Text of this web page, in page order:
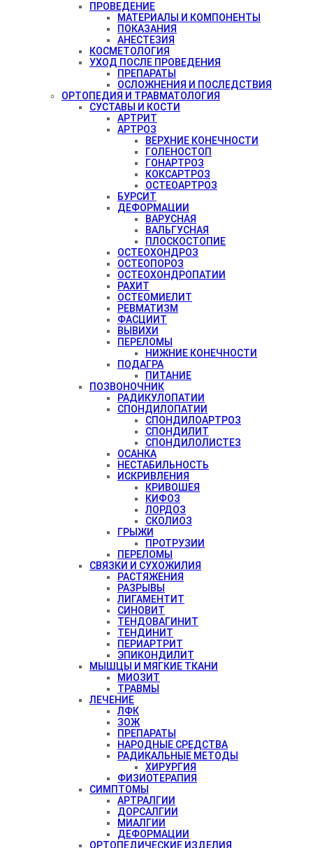
ПРОВЕДЕНИЕ
МАТЕРИАЛЫ И КОМПОНЕНТЫ
ПОКАЗАНИЯ
АНЕСТЕЗИЯ
КОСМЕТОЛОГИЯ
УХОД ПОСЛЕ ПРОВЕДЕНИЯ
ПРЕПАРАТЫ
ОСЛОЖНЕНИЯ И ПОСЛЕДСТВИЯ
ОРТОПЕДИЯ И ТРАВМАТОЛОГИЯ
СУСТАВЫ И КОСТИ
АРТРИТ
АРТРОЗ
ВЕРХНИЕ КОНЕЧНОСТИ
ГОЛЕНОСТОП
ГОНАРТРОЗ
КОКСАРТРОЗ
ОСТЕОАРТРОЗ
БУРСИТ
ДЕФОРМАЦИИ
ВАРУСНАЯ
ВАЛЬГУСНАЯ
ПЛОСКОСТОПИЕ
ОСТЕОХОНДРОЗ
ОСТЕОПОРОЗ
ОСТЕОХОНДРОПАТИИ
РАХИТ
ОСТЕОМИЕЛИТ
РЕВМАТИЗМ
ФАСЦИИТ
ВЫВИХИ
ПЕРЕЛОМЫ
НИЖНИЕ КОНЕЧНОСТИ
ПОДАГРА
ПИТАНИЕ
ПОЗВОНОЧНИК
РАДИКУЛОПАТИИ
СПОНДИЛОПАТИИ
СПОНДИЛОАРТРОЗ
СПОНДИЛИТ
СПОНДИЛОЛИСТЕЗ
ОСАНКА
НЕСТАБИЛЬНОСТЬ
ИСКРИВЛЕНИЯ
КРИВОШЕЯ
КИФОЗ
ЛОРДОЗ
СКОЛИОЗ
ГРЫЖИ
ПРОТРУЗИИ
ПЕРЕЛОМЫ
СВЯЗКИ И СУХОЖИЛИЯ
РАСТЯЖЕНИЯ
РАЗРЫВЫ
ЛИГАМЕНТИТ
СИНОВИТ
ТЕНДОВАГИНИТ
ТЕНДИНИТ
ПЕРИАРТРИТ
ЭПИКОНДИЛИТ
МЫШЦЫ И МЯГКИЕ ТКАНИ
МИОЗИТ
ТРАВМЫ
ЛЕЧЕНИЕ
ЛФК
ЗОЖ
ПРЕПАРАТЫ
НАРОДНЫЕ СРЕДСТВА
РАДИКАЛЬНЫЕ МЕТОДЫ
ХИРУРГИЯ
ФИЗИОТЕРАПИЯ
СИМПТОМЫ
АРТРАЛГИИ
ДОРСАЛГИИ
МИАЛГИИ
ДЕФОРМАЦИИ
ОРТОПЕДИЧЕСКИЕ ИЗДЕЛИЯ